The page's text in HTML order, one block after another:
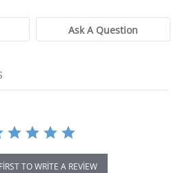
Ask A Question
TO WRITE A REVIEW